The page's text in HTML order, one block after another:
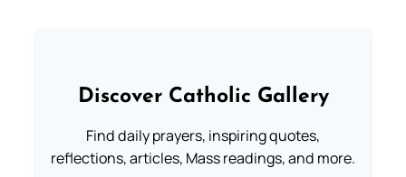
Discover Catholic Gallery
Find daily prayers, inspiring quotes,
reflections, articles, Mass readings, and more.